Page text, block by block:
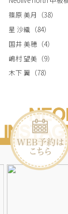
篠原 美月 （38）
星 沙織 （84）
国井 美穂 （4）
嶋村 望美 （9）
木下 翼 （78）